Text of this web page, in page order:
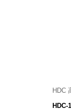
HDC
HDC-